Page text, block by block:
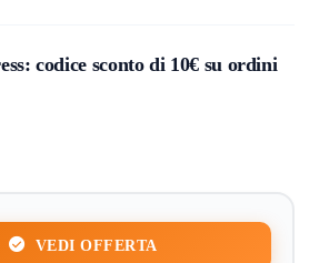
codice sconto di 10€ su ordini
VEDI OFFERTA